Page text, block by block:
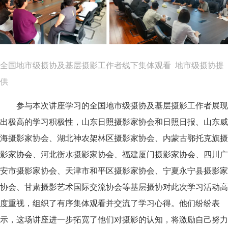
全国地市级摄协及基层摄影工作者线下集体观看 地市级摄协提
供
参与本次讲座学习的全国地市级摄协及基层摄影工作者展现
出极高的学习积极性，山东日照摄影家协会和日照日报、山东威
海摄影家协会、湖北神农架林区摄影家协会、内蒙古鄂托克旗摄
影家协会、河北衡水摄影家协会、福建厦门摄影家协会、四川广
安市摄影家协会、天津市和平区摄影家协会、宁夏永宁县摄影家
协会、甘肃摄影艺术国际交流协会等基层摄协对此次学习活动高
度重视，组织了有序集体观看并交流了学习心得。他们纷纷表
示，这场讲座进一步拓宽了他们对摄影的认知，将激励自己努力